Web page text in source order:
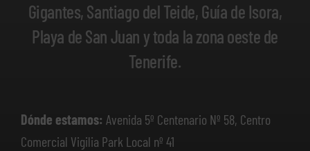
Gigantes, Santiago del Teide, Guía de Isora,
Playa de San Juan y toda la zona oeste de
Tenerife.
Dónde estamos: Avenida 5º Centenario Nº 58, Centro
Comercial Vigilia Park Local nº 41